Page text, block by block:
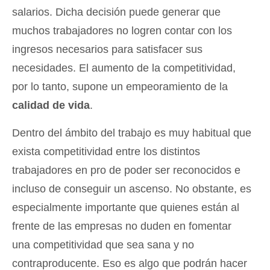
salarios. Dicha decisión puede generar que
muchos trabajadores no logren contar con los
ingresos necesarios para satisfacer sus
necesidades. El aumento de la competitividad,
por lo tanto, supone un empeoramiento de la
calidad de vida.
Dentro del ámbito del trabajo es muy habitual que
exista competitividad entre los distintos
trabajadores en pro de poder ser reconocidos e
incluso de conseguir un ascenso. No obstante, es
especialmente importante que quienes están al
frente de las empresas no duden en fomentar
una competitividad que sea sana y no
contraproducente. Eso es algo que podrán hacer